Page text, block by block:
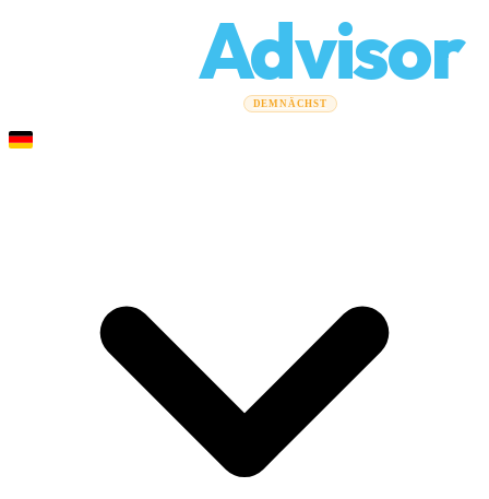
Advisor
DEMNÄCHST